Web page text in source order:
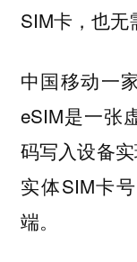
SIM卡，也无
中国移动一
eSIM是一张
码写入设备
实体SIM卡
端。